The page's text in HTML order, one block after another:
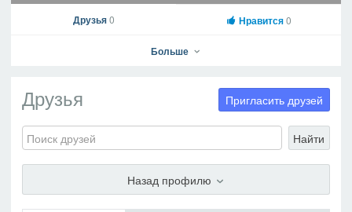
Наталья Собко
На профиль
Фото Видео
Друзья0 Нравится0
Больше
Друзья
Найти
Пригласить друзей
Назад профилю